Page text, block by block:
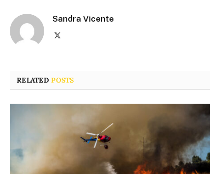
Sandra Vicente
RELATEDPOSTS